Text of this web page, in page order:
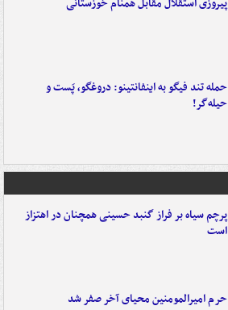
پیروزی استقلال مقابل همنام خوزستانی
حمله تند فیگو به اینفانتینو: دروغگو، پَست‌ و
حیله‌گر!
پرچم سیاه بر فراز گنبد حسینی همچنان در اهتزاز
است
حرم امیرالمومنین محیای آخر صفر شد